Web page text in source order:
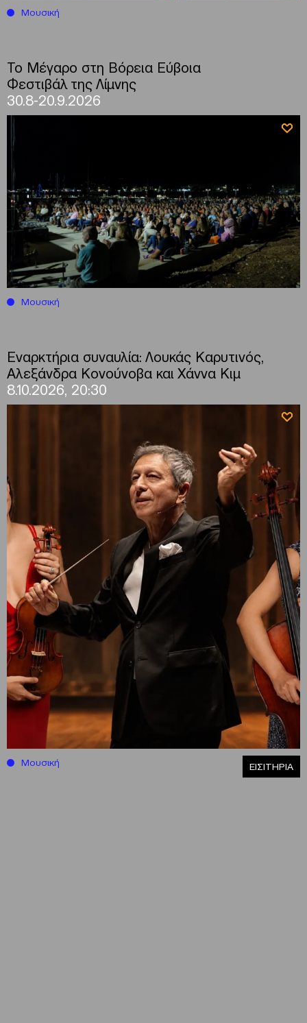
Μουσική
Το Μέγαρο στη Βόρεια Εύβοια
Φεστιβάλ της Λίμνης
30.8-20.9.2026
Μουσική
Εναρκτήρια συναυλία: Λουκάς Καρυτινός,
Αλεξάνδρα Κονούνοβα και Χάννα Κιμ
8.10.2026, 20:30
Μουσική ΕΙΣΙΤΗΡΙΑ